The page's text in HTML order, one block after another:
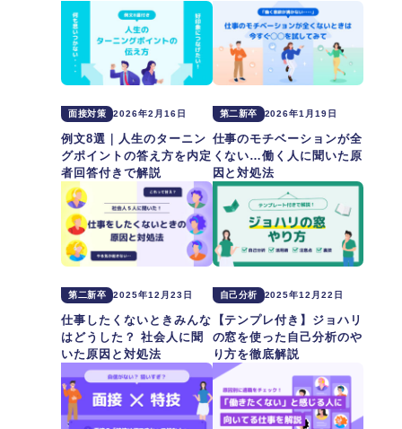
面接対策 2026年2月16日
例文8選｜人生のターニン
グポイントの答え方を内定
者回答付きで解説
第二新卒 2026年1月19日
仕事のモチベーションが全
くない…働く人に聞いた原
因と対処法
第二新卒 2025年12月23日
仕事したくないときみんな
はどうした？ 社会人に聞
いた原因と対処法
自己分析 2025年12月22日
【テンプレ付き】ジョハリ
の窓を使った自己分析のや
り方を徹底解説